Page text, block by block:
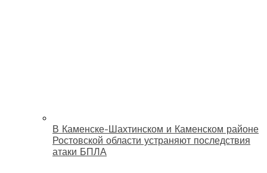
В Каменске-Шахтинском и Каменском районе
Ростовской области устраняют последствия
атаки БПЛА